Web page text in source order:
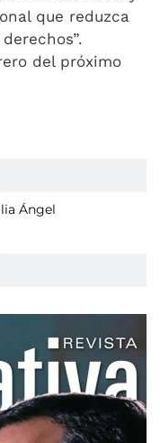
que reduzca
del próximo
Ángel